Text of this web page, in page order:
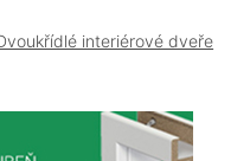
interiérové dveře